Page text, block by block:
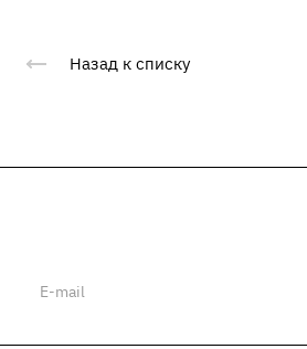
Назад к списку